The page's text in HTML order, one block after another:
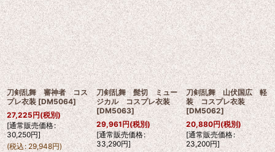
刀剣乱舞 審神者 コス
プレ衣装 [DM5064]
27,225円(税別)
[通常販売価格:
30,250円]
(税込: 29,948円)
刀剣乱舞 髭切 ミュー
ジカル コスプレ衣装
[DM5063]
29,961円(税別)
[通常販売価格:
33,290円]
刀剣乱舞 山伏国広 軽
装 コスプレ衣装
[DM5062]
20,880円(税別)
[通常販売価格:
23,200円]